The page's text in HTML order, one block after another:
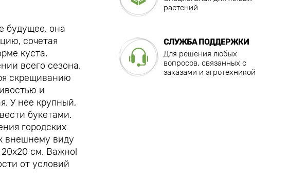
будущее, она
сочетая
куста,
всего сезона.
скрещиванию
и
У нее крупный,
букетами.
городских
внешнему виду
см. Важно!
от условий
растений
СЛУЖБА ПОДДЕРЖКИ
Для решения любых
вопросов, связанных с
заказами и агротехникой